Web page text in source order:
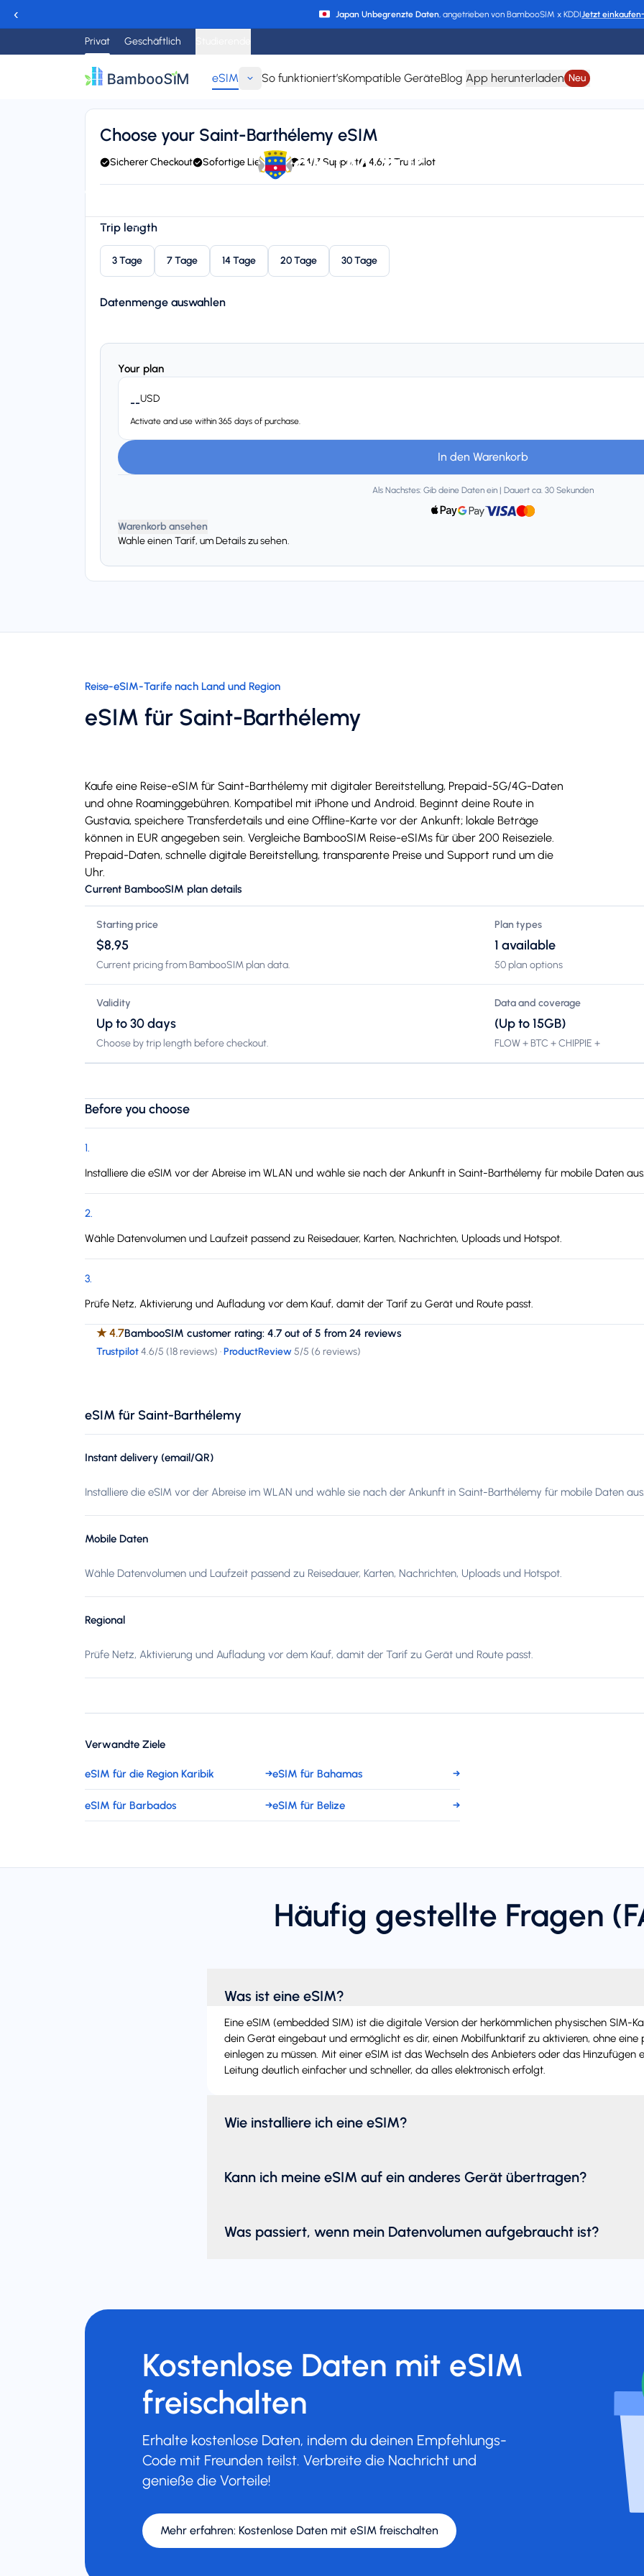
‹ Japan Unbegrenzte Daten, angetrieben von BambooSIM x KDDIJetzt einkaufen
Privat Geschäftlich
eSIM So funktioniert’sKompatible GeräteBlog App herunterladen Neu
eSIM für Saint-
Starting price
$8,95
Choose your Saint-Barthélemy eSIM
Sicherer Checkout Sofortige Lieferung 24/7 Support 4,6/5 Trustpilot
Trip length
3 Tage 7 Tage 14 Tage 20 Tage 30 Tage
Datenmenge auswahlen
Your plan
--USD
Activate and use within 365 days of purchase.
In den Warenkorb
Als Nachstes: Gib deine Daten ein | Dauert ca. 30 Sekunden
Warenkorb ansehen
Wahle einen Tarif, um Details zu sehen.
Reise-eSIM-Tarife nach Land und Region
eSIM für Saint-Barthélemy
Kaufe eine Reise-eSIM für Saint-Barthélemy mit digitaler Bereitstellung, Prepaid-5G/4G-Daten
und ohne Roaminggebühren. Kompatibel mit iPhone und Android. Beginnt deine Route in
Gustavia, speichere Transferdetails und eine Offline-Karte vor der Ankunft; lokale Beträge
können in EUR angegeben sein. Vergleiche BambooSIM Reise-eSIMs für über 200 Reiseziele.
Prepaid-Daten, schnelle digitale Bereitstellung, transparente Preise und Support rund um die
Uhr.
Current BambooSIM plan details
Starting price
$8,95
Current pricing from BambooSIM plan data.
Plan types
1 available
50 plan options
Validity
Up to 30 days
Choose by trip length before checkout.
Data and coverage
(Up to 15GB)
FLOW + BTC + CHIPPIE +
Before you choose
1.
Installiere die eSIM vor der Abreise im WLAN und wähle sie nach der Ankunft in Saint-Barthélemy für mobile Daten
2.
Wähle Datenvolumen und Laufzeit passend zu Reisedauer, Karten, Nachrichten, Uploads und Hotspot.
3.
Prüfe Netz, Aktivierung und Aufladung vor dem Kauf, damit der Tarif zu Gerät und Route passt.
★4.7BambooSIM customer rating: 4.7 out of 5 from 24 reviews
Trustpilot4.6/5 (18 reviews) ·ProductReview5/5 (6 reviews)
eSIM für Saint-Barthélemy
Instant delivery (email/QR)
Installiere die eSIM vor der Abreise im WLAN und wähle sie nach der Ankunft in Saint-Barthélemy für mobile Daten
Mobile Daten
Wähle Datenvolumen und Laufzeit passend zu Reisedauer, Karten, Nachrichten, Uploads und Hotspot.
Regional
Prüfe Netz, Aktivierung und Aufladung vor dem Kauf, damit der Tarif zu Gerät und Route passt.
Verwandte Ziele
eSIM für die Region Karibik →eSIM für Bahamas →
eSIM für Barbados →eSIM für Belize →
Häufig gestellte Fragen
Was ist eine eSIM?
Eine eSIM (embedded SIM) ist die digitale Version der herkömmlichen physischen SIM-
dein Gerät eingebaut und ermöglicht es dir, einen Mobilfunktarif zu aktivieren, ohne eine
einlegen zu müssen. Mit einer eSIM ist das Wechseln des Anbieters oder das Hinzufügen
Leitung deutlich einfacher und schneller, da alles elektronisch erfolgt.
Wie installiere ich eine eSIM?
Kann ich meine eSIM auf ein anderes Gerät übertragen?
Was passiert, wenn mein Datenvolumen aufgebraucht ist?
Kostenlose Daten mit eSIM
freischalten
Erhalte kostenlose Daten, indem du deinen Empfehlungs-
Code mit Freunden teilst. Verbreite die Nachricht und
genieße die Vorteile!
Mehr erfahren: Kostenlose Daten mit eSIM freischalten